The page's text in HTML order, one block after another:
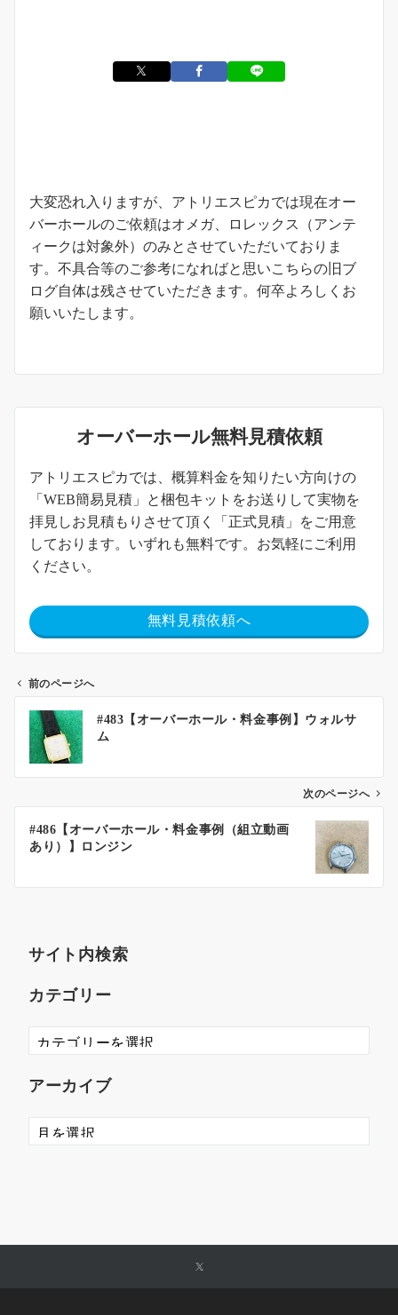
大変恐れ入りますが、アトリエスピカでは現在オー
バーホールのご依頼はオメガ、ロレックス（アンテ
ィークは対象外）のみとさせていただいておりま
す。不具合等のご参考になればと思いこちらの旧ブ
ログ自体は残させていただきます。何卒よろしくお
願いいたします。
オーバーホール無料見積依頼
アトリエスピカでは、概算料金を知りたい方向けの
「WEB簡易見積」と梱包キットをお送りして実物を
拝見しお見積もりさせて頂く「正式見積」をご用意
しております。いずれも無料です。お気軽にご利用
ください。
無料見積依頼へ
前のページへ
#483【オーバーホール・料金事例】ウォルサ
ム
次のページへ
#486【オーバーホール・料金事例（組立動画
あり）】ロンジン
サイト内検索
カテゴリー
アーカイブ